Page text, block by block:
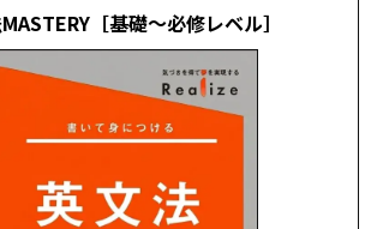
［基礎～必修レベル］